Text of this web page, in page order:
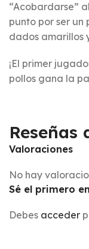
“Acobardarse”
punto por ser un
dados amarillos
¡El primer
pollos gana la
Reseñas
Valoraciones
No hay
Sé el primero
Debes acceder